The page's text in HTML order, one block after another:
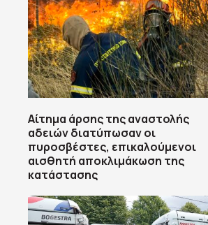
Αίτημα άρσης της αναστολής
αδειών διατύπωσαν οι
πυροσβέστες, επικαλούμενοι
αισθητή αποκλιμάκωση της
κατάστασης